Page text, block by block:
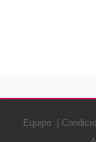
Equipo